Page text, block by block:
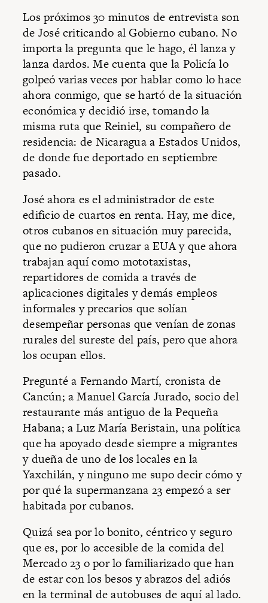
Los próximos 30 minutos de entrevista son
de José criticando al Gobierno cubano. No
importa la pregunta que le hago, él lanza y
lanza dardos. Me cuenta que la Policía lo
golpeó varias veces por hablar como lo hace
ahora conmigo, que se hartó de la situación
económica y decidió irse, tomando la
misma ruta que Reiniel, su compañero de
residencia: de Nicaragua a Estados Unidos,
de donde fue deportado en septiembre
pasado.
José ahora es el administrador de este
edificio de cuartos en renta. Hay, me dice,
otros cubanos en situación muy parecida,
que no pudieron cruzar a EUA y que ahora
trabajan aquí como mototaxistas,
repartidores de comida a través de
aplicaciones digitales y demás empleos
informales y precarios que solían
desempeñar personas que venían de zonas
rurales del sureste del país, pero que ahora
los ocupan ellos.
Pregunté a Fernando Martí, cronista de
Cancún; a Manuel García Jurado, socio del
restaurante más antiguo de la Pequeña
Habana; a Luz María Beristain, una política
que ha apoyado desde siempre a migrantes
y dueña de uno de los locales en la
Yaxchilán, y ninguno me supo decir cómo y
por qué la supermanzana 23 empezó a ser
habitada por cubanos.
Quizá sea por lo bonito, céntrico y seguro
que es, por lo accesible de la comida del
Mercado 23 o por lo familiarizado que han
de estar con los besos y abrazos del adiós
en la terminal de autobuses de aquí al lado.